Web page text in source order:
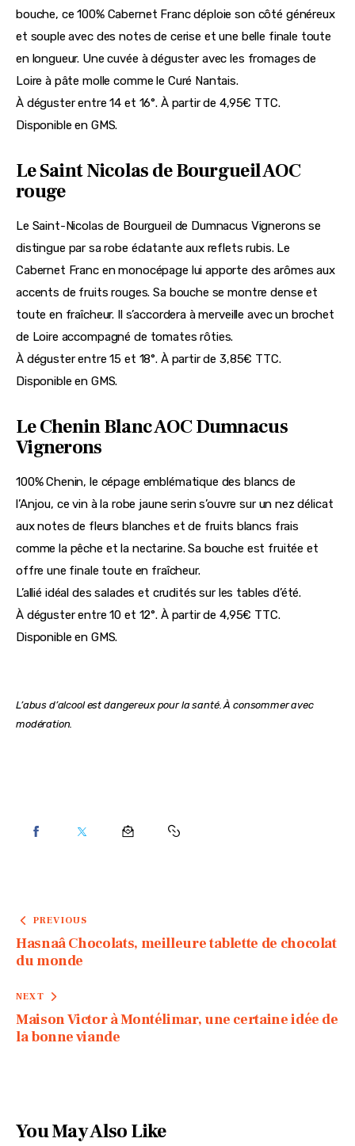
bouche, ce 100% Cabernet Franc déploie son côté généreux
et souple avec des notes de cerise et une belle finale toute
en longueur. Une cuvée à déguster avec les fromages de
Loire à pâte molle comme le Curé Nantais.
À déguster entre 14 et 16°. À partir de 4,95€ TTC.
Disponible en GMS.
Le Saint Nicolas de Bourgueil AOC
rouge
Le Saint-Nicolas de Bourgueil de Dumnacus Vignerons se
distingue par sa robe éclatante aux reflets rubis. Le
Cabernet Franc en monocépage lui apporte des arômes aux
accents de fruits rouges. Sa bouche se montre dense et
toute en fraîcheur. Il s’accordera à merveille avec un brochet
de Loire accompagné de tomates rôties.
À déguster entre 15 et 18°. À partir de 3,85€ TTC.
Disponible en GMS.
Le Chenin Blanc AOC Dumnacus
Vignerons
100% Chenin, le cépage emblématique des blancs de
l’Anjou, ce vin à la robe jaune serin s’ouvre sur un nez délicat
aux notes de fleurs blanches et de fruits blancs frais
comme la pêche et la nectarine. Sa bouche est fruitée et
offre une finale toute en fraîcheur.
L’allié idéal des salades et crudités sur les tables d’été.
À déguster entre 10 et 12°. À partir de 4,95€ TTC.
Disponible en GMS.
L’abus d’alcool est dangereux pour la santé. À consommer avec
modération.
PREVIOUS
Hasnaâ Chocolats, meilleure tablette de chocolat
du monde
NEXT
Maison Victor à Montélimar, une certaine idée de
la bonne viande
You May Also Like